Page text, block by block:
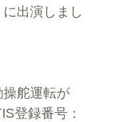
に出演しまし
舵運転が
登録番号：